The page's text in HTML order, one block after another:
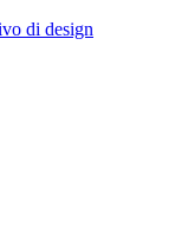
di design